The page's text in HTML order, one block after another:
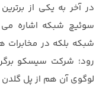
در آخر به یکی از
سوئیچ شبکه اشاره
شبکه بلکه در
رود؛ شرکت سیسکو
لوگوی آن هم از پل